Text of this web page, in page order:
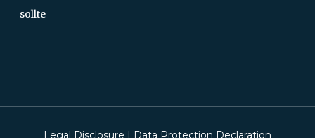
sollte
Legal Disclosure | Data Protection Declaration